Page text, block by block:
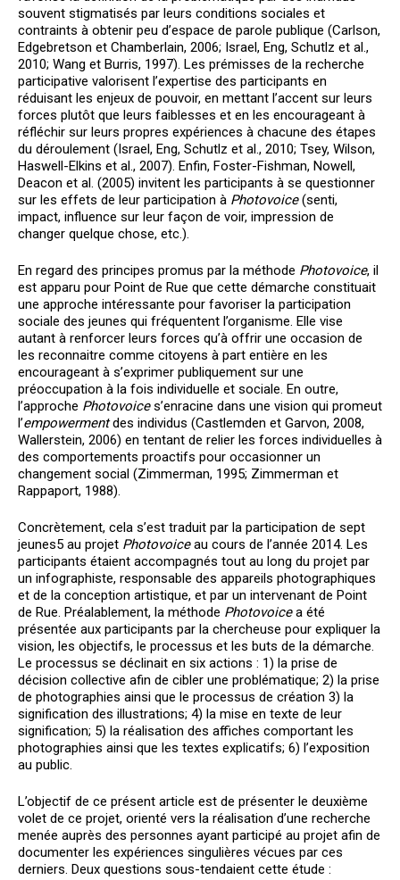
souvent stigmatisés par leurs conditions sociales et
contraints à obtenir peu d’espace de parole publique (Carlson,
Edgebretson et Chamberlain, 2006; Israel, Eng, Schutlz et al.,
2010; Wang et Burris, 1997). Les prémisses de la recherche
participative valorisent l’expertise des participants en
réduisant les enjeux de pouvoir, en mettant l’accent sur leurs
forces plutôt que leurs faiblesses et en les encourageant à
réfléchir sur leurs propres expériences à chacune des étapes
du déroulement (Israel, Eng, Schutlz et al., 2010; Tsey, Wilson,
Haswell-Elkins et al., 2007). Enfin, Foster-Fishman, Nowell,
Deacon et al. (2005) invitent les participants à se questionner
sur les effets de leur participation à Photovoice(senti,
impact, influence sur leur façon de voir, impression de
changer quelque chose, etc.).
En regard des principes promus par la méthode Photovoice, il
est apparu pour Point de Rue que cette démarche constituait
une approche intéressante pour favoriser la participation
sociale des jeunes qui fréquentent l’organisme. Elle vise
autant à renforcer leurs forces qu’à offrir une occasion de
les reconnaitre comme citoyens à part entière en les
encourageant à s’exprimer publiquement sur une
préoccupation à la fois individuelle et sociale. En outre,
l’approche Photovoices’enracine dans une vision qui promeut
l’empowermentdes individus (Castlemden et Garvon, 2008,
Wallerstein, 2006) en tentant de relier les forces individuelles à
des comportements proactifs pour occasionner un
changement social (Zimmerman, 1995; Zimmerman et
Rappaport, 1988).
Concrètement, cela s’est traduit par la participation de sept
jeunes5 au projet Photovoiceau cours de l’année 2014. Les
participants étaient accompagnés tout au long du projet par
un infographiste, responsable des appareils photographiques
et de la conception artistique, et par un intervenant de Point
de Rue. Préalablement, la méthode Photovoicea été
présentée aux participants par la chercheuse pour expliquer la
vision, les objectifs, le processus et les buts de la démarche.
Le processus se déclinait en six actions : 1) la prise de
décision collective afin de cibler une problématique; 2) la prise
de photographies ainsi que le processus de création 3) la
signification des illustrations; 4) la mise en texte de leur
signification; 5) la réalisation des affiches comportant les
photographies ainsi que les textes explicatifs; 6) l’exposition
au public.
L’objectif de ce présent article est de présenter le deuxième
volet de ce projet, orienté vers la réalisation d’une recherche
menée auprès des personnes ayant participé au projet afin de
documenter les expériences singulières vécues par ces
derniers. Deux questions sous-tendaient cette étude :